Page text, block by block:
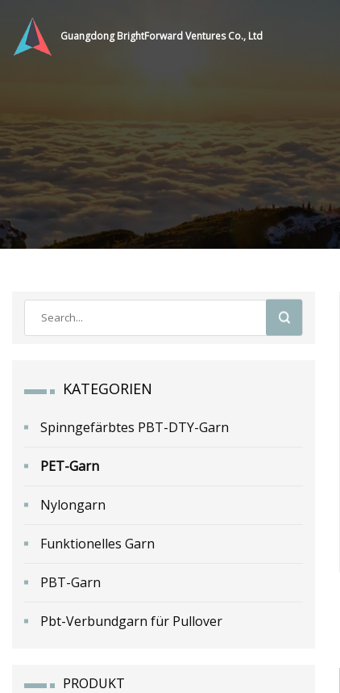
Guangdong BrightForward Ventures Co., Ltd
KATEGORIEN
Spinngefärbtes PBT-DTY-Garn
PET-Garn
Nylongarn
Funktionelles Garn
PBT-Garn
Pbt-Verbundgarn für Pullover
PRODUKT